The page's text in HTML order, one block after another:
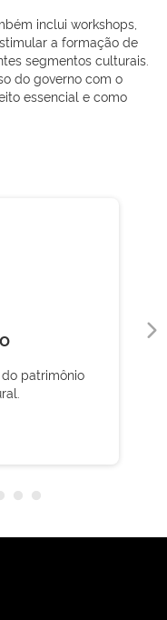
inclui workshops,
a formação de
segmentos culturais.
do governo com o
essencial e como
patrimônio